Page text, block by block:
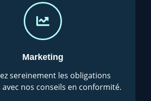
Marketing
sereinement les obligations
nos conseils en conformité.